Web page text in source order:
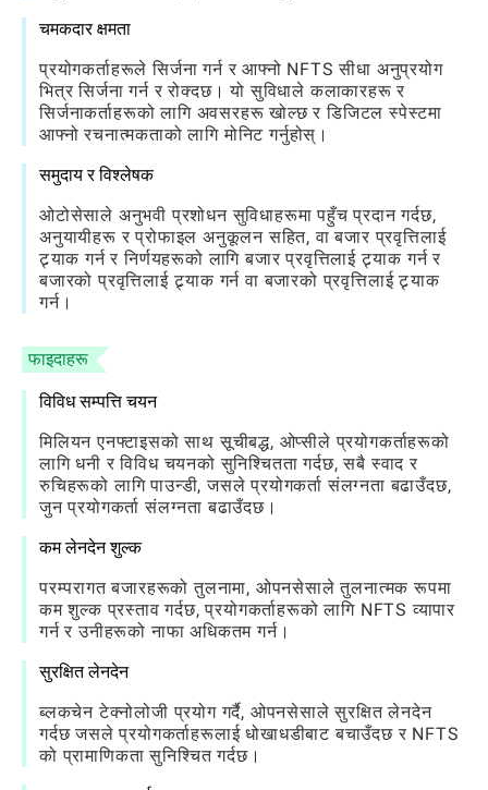
चमकदार क्षमता
प्रयोगकर्ताहरूले सिर्जना गर्न र आफ्नो NFTS सीधा अनुप्रयोग
भित्र सिर्जना गर्न र रोक्दछ। यो सुविधाले कलाकारहरू र
सिर्जनाकर्ताहरूको लागि अवसरहरू खोल्छ र डिजिटल स्पेस्टमा
आफ्नो रचनात्मकताको लागि मोनिट गर्नुहोस्।
समुदाय र विश्लेषक
ओटोसेसाले अनुभवी प्रशोधन सुविधाहरूमा पहुँच प्रदान गर्दछ,
अनुयायीहरू र प्रोफाइल अनुकूलन सहित, वा बजार प्रवृत्तिलाई
ट्र्याक गर्न र निर्णयहरूको लागि बजार प्रवृत्तिलाई ट्र्याक गर्न र
बजारको प्रवृत्तिलाई ट्र्याक गर्न वा बजारको प्रवृत्तिलाई ट्र्याक
गर्न।
फाइदाहरू
विविध सम्पत्ति चयन
मिलियन एनफ्टाइसको साथ सूचीबद्ध, ओप्सीले प्रयोगकर्ताहरूको
लागि धनी र विविध चयनको सुनिश्चितता गर्दछ, सबै स्वाद र
रुचिहरूको लागि पाउन्डी, जसले प्रयोगकर्ता संलग्नता बढाउँदछ,
जुन प्रयोगकर्ता संलग्नता बढाउँदछ।
कम लेनदेन शुल्क
परम्परागत बजारहरूको तुलनामा, ओपनसेसाले तुलनात्मक रूपमा
कम शुल्क प्रस्ताव गर्दछ, प्रयोगकर्ताहरूको लागि NFTS व्यापार
गर्न र उनीहरूको नाफा अधिकतम गर्न।
सुरक्षित लेनदेन
ब्लकचेन टेक्नोलोजी प्रयोग गर्दै, ओपनसेसाले सुरक्षित लेनदेन
गर्दछ जसले प्रयोगकर्ताहरूलाई धोखाधडीबाट बचाउँदछ र NFTS
को प्रामाणिकता सुनिश्चित गर्दछ।